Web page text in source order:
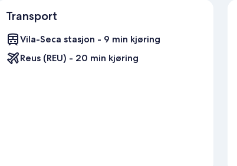
Transport
Vila-Seca stasjon - 9 min kjøring
Reus (REU) - 20 min kjøring